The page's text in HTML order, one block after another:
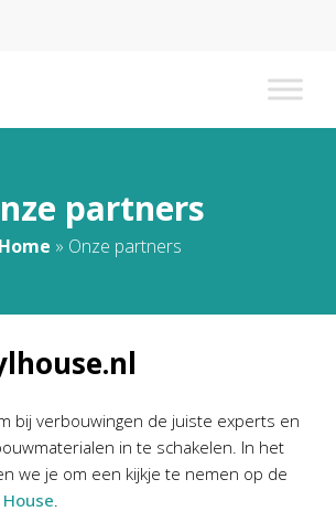
partners
Home » Onze partners
bij verbouwingen de juiste experts en
in te schakelen. In het
we je om een kijkje te nemen op de
.